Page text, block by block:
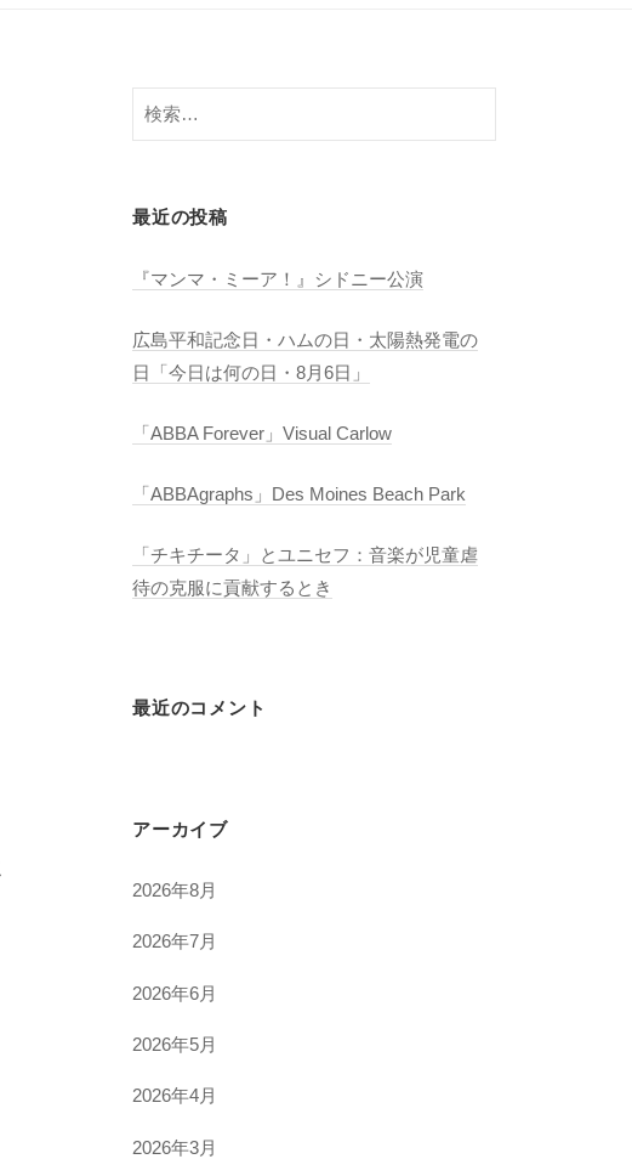
検
索:
最近の投稿
『マンマ・ミーア！』シドニー公演
広島平和記念日・ハムの日・太陽熱発電の
日「今日は何の日・8月6日」
「ABBA Forever」Visual Carlow
「ABBAgraphs」Des Moines Beach Park
「チキチータ」とユニセフ：音楽が児童虐
待の克服に貢献するとき
最近のコメント
アーカイブ
2026年8月
2026年7月
2026年6月
2026年5月
2026年4月
2026年3月